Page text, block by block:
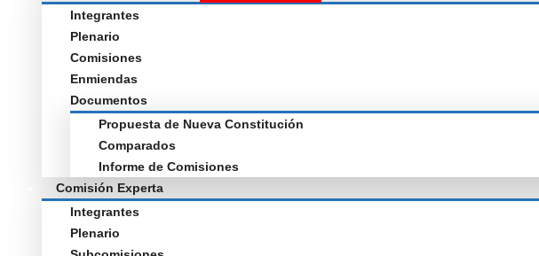
Integrantes
Plenario
Comisiones
Enmiendas
Documentos
Propuesta de Nueva Constitución
Comparados
Informe de Comisiones
Comisión Experta
Integrantes
Plenario